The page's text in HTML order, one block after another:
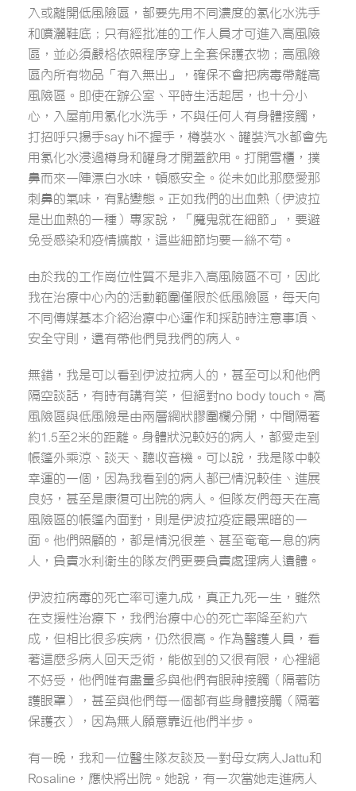
入或離開低風險區，都要先用不同濃度的氯化水洗手
和噴灑鞋底；只有經批准的工作人員才可進入高風險
區，並必須嚴格依照程序穿上全套保護衣物；高風險
區內所有物品「有入無出」，確保不會把病毒帶離高
風險區。即使在辦公室、平時生活起居，也十分小
心，入屋前用氯化水洗手，不與任何人有身體接觸，
打招呼只揚手say hi不握手，樽裝水、罐裝汽水都會先
用氯化水浸過樽身和罐身才開蓋飲用。打開雪櫃，撲
鼻而來一陣漂白水味，頓感安全。從未如此那麼愛那
刺鼻的氣味，有點變態。正如我們的出血熱（伊波拉
是出血熱的一種）專家說，「魔鬼就在細節」，要避
免受感染和疫情擴散，這些細節均要一絲不苟。
由於我的工作崗位性質不是非入高風險區不可，因此
我在治療中心內的活動範圍僅限於低風險區，每天向
不同傳媒基本介紹治療中心運作和採訪時注意事項、
安全守則，還有帶他們見我們的病人。
無錯，我是可以看到伊波拉病人的，甚至可以和他們
隔空談話，有時有講有笑，但絕對no body touch。高
風險區與低風險是由兩層網狀膠圍欄分開，中間隔著
約1.5至2米的距離。身體狀況較好的病人，都愛走到
帳篷外乘涼、談天、聽收音機。可以說，我是隊中較
幸運的一個，因為我看到的病人都已情況較佳、進展
良好，甚至是康復可出院的病人。但隊友們每天在高
風險區的帳篷內面對，則是伊波拉疫症最黑暗的一
面。他們照顧的，都是情況很差、甚至奄奄一息的病
人，負責水利衛生的隊友們更要負責處理病人遺體。
伊波拉病毒的死亡率可達九成，真正九死一生，雖然
在支援性治療下，我們治療中心的死亡率降至約六
成，但相比很多疾病，仍然很高。作為醫護人員，看
著這麼多病人回天乏術，能做到的又很有限，心裡絕
不好受，他們唯有盡量多與他們有眼神接觸（隔著防
護眼罩），甚至與他們每一個都有些身體接觸（隔著
保護衣），因為無人願意靠近他們半步。
有一晚，我和一位醫生隊友談及一對母女病人Jattu和
Rosaline，應快將出院。她說，有一次當她走進病人